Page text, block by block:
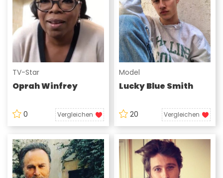
TV-Star
Oprah Winfrey
0 Vergleichen
Model
Lucky Blue Smith
20 Vergleichen